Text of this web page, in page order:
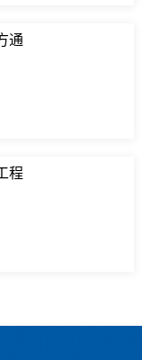
通
程